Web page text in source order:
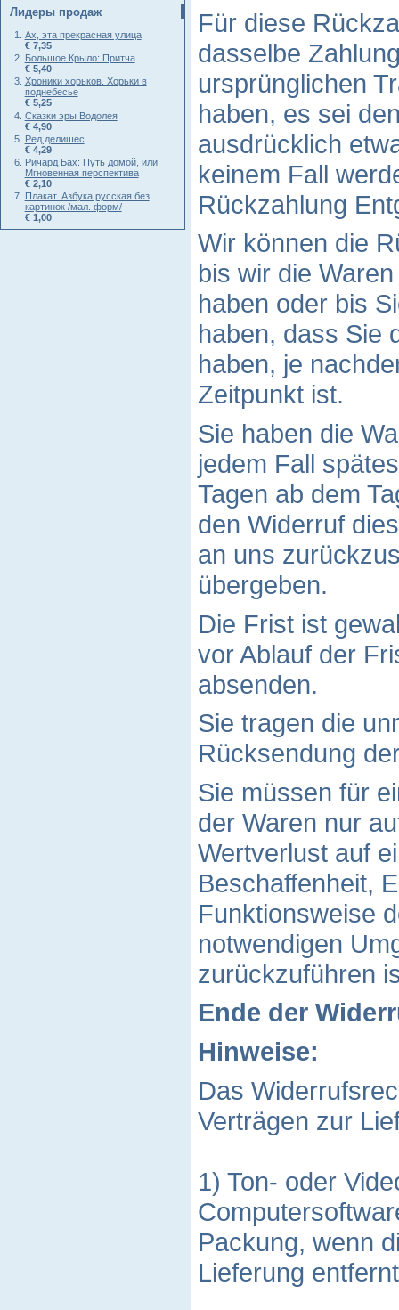
Лидеры продаж
Ах, эта прекрасная улица
€ 7,35
Большое Крыло: Притча
€ 5,40
Хроники хорьков. Хорьки в
поднебесье
€ 5,25
Сказки эры Водолея
€ 4,90
Ред делишес
€ 4,29
Ричард Бах: Путь домой, или
Мгновенная перспектива
€ 2,10
Плакат. Азбука русская без
картинок /мал. форм/
€ 1,00
Für diese
dasselbe
ursprünglichen
haben, es sei
ausdrücklich
keinem Fall
Rückzahlung
Wir können die
bis wir die
haben oder bis
haben, dass Sie
haben, je
Zeitpunkt ist.
Sie haben die
jedem Fall
Tagen ab dem
den Widerruf
an uns
übergeben.
Die Frist ist
vor Ablauf der
absenden.
Sie tragen die
Rücksendung
Sie müssen für
der Waren nur
Wertverlust auf
Beschaffenheit,
Funktionsweise
notwendigen
zurückzuführen
Ende der
Hinweise:
Das
Verträgen zur
1) Ton- oder
Packung, wenn
Lieferung